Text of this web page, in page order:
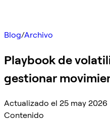
Blog/Archivo
Playbook de
gestionar
Actualizado el 25 may 2026
Contenido